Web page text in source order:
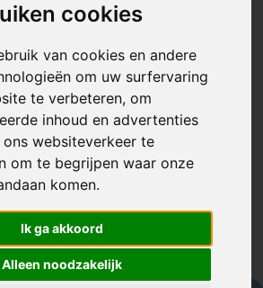
cookies
van cookies en andere
om uw surfervaring
te verbeteren, om
inhoud en advertenties
websiteverkeer te
om te begrijpen waar onze
komen.
Ik ga akkoord
Alleen noodzakelijk
katoenen
bedrukken